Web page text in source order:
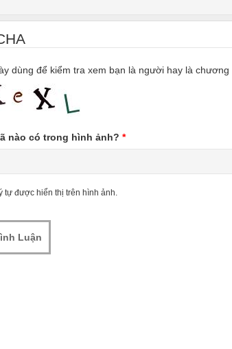
dùng để kiểm tra xem bạn là người hay là chương
nào có trong hình ảnh? *
tự được hiển thị trên hình ảnh.